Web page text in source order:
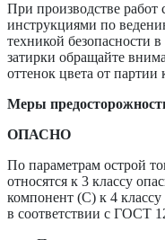
При производстве работ
инструкциями по
техникой безопасности
затирки обращайте
оттенок цвета от партии
Меры
ОПАСНО
По параметрам острой
относятся к 3 классу
компонент (С) к 4
в соответствии с ГОСТ